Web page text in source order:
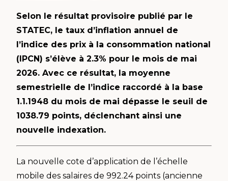
Selon le résultat provisoire publié par le
STATEC, le taux d’inflation annuel de
l’indice des prix à la consommation national
(IPCN) s’élève à 2.3% pour le mois de mai
2026. Avec ce résultat, la moyenne
semestrielle de l’indice raccordé à la base
1.1.1948 du mois de mai dépasse le seuil de
1038.79 points, déclenchant ainsi une
nouvelle indexation.
La nouvelle cote d’application de l’échelle
mobile des salaires de 992.24 points (ancienne